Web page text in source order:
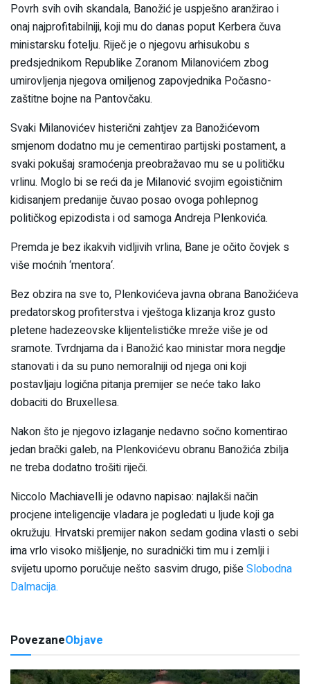
Povrh svih ovih skandala, Banožić je uspješno aranžirao i
onaj najprofitabilniji, koji mu do danas poput Kerbera čuva
ministarsku fotelju. Riječ je o njegovu arhisukobu s
predsjednikom Republike Zoranom Milanovićem zbog
umirovljenja njegova omiljenog zapovjednika Počasno-
zaštitne bojne na Pantovčaku.
Svaki Milanovićev histerični zahtjev za Banožićevom
smjenom dodatno mu je cementirao partijski postament, a
svaki pokušaj sramoćenja preobražavao mu se u političku
vrlinu. Moglo bi se reći da je Milanović svojim egoističnim
kidisanjem predanije čuvao posao ovoga pohlepnog
političkog epizodista i od samoga Andreja Plenkovića.
Premda je bez ikakvih vidljivih vrlina, Bane je očito čovjek s
više moćnih ‘mentora‘.
Bez obzira na sve to, Plenkovićeva javna obrana Banožićeva
predatorskog profiterstva i vještoga klizanja kroz gusto
pletene hadezeovske klijentelističke mreže više je od
sramote. Tvrdnjama da i Banožić kao ministar mora negdje
stanovati i da su puno nemoralniji od njega oni koji
postavljaju logična pitanja premijer se neće tako lako
dobaciti do Bruxellesa.
Nakon što je njegovo izlaganje nedavno sočno komentirao
jedan brački galeb, na Plenkovićevu obranu Banožića zbilja
ne treba dodatno trošiti riječi.
Niccolo Machiavelli je odavno napisao: najlakši način
procjene inteligencije vladara je pogledati u ljude koji ga
okružuju. Hrvatski premijer nakon sedam godina vlasti o sebi
ima vrlo visoko mišljenje, no suradnički tim mu i zemlji i
svijetu uporno poručuje nešto sasvim drugo, pišeSlobodna
Dalmacija.
PovezaneObjave